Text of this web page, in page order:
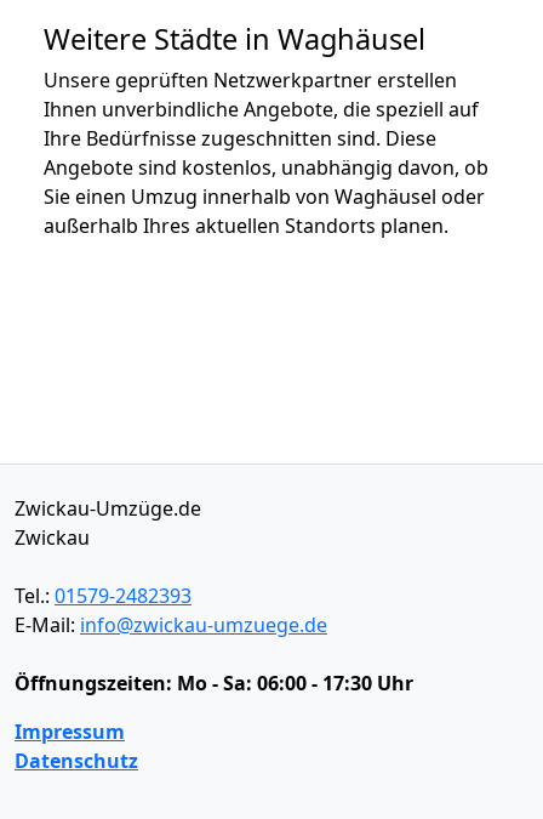
Weitere Städte in Waghäusel
Unsere geprüften Netzwerkpartner erstellen
Ihnen unverbindliche Angebote, die speziell auf
Ihre Bedürfnisse zugeschnitten sind. Diese
Angebote sind kostenlos, unabhängig davon, ob
Sie einen Umzug innerhalb von Waghäusel oder
außerhalb Ihres aktuellen Standorts planen.
Zwickau-Umzüge.de
Zwickau
Tel.: 01579-2482393
E-Mail: info@zwickau-umzuege.de
Öffnungszeiten: Mo - Sa: 06:00 - 17:30 Uhr
Impressum
Datenschutz